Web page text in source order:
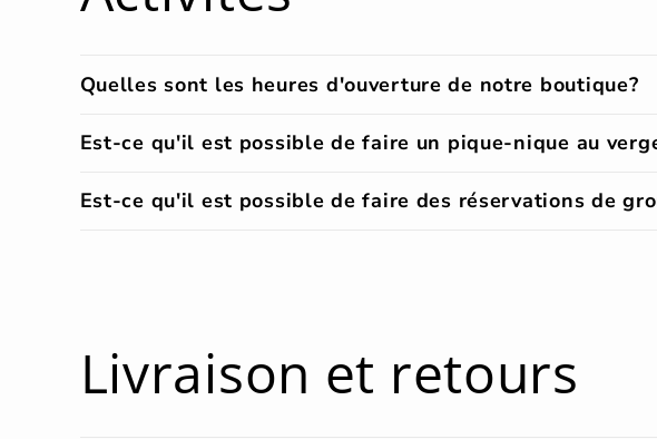
Quelles sont les heures d'ouverture de notre boutique?
Est-ce qu'il est possible de faire un pique-nique au
Est-ce qu'il est possible de faire des réservations de
Livraison et retours